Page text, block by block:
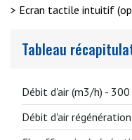
> Ecran tactile intuitif
Tableau
Débit d'air (m3/h) - 300
Débit d'air